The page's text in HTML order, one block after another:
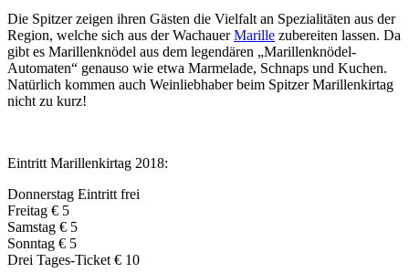
Die Spitzer zeigen ihren Gästen die Vielfalt an Spezialitäten aus der
Region, welche sich aus der WachauerMarille zubereiten lassen. Da
gibt es Marillenknödel aus dem legendären „Marillenknödel-
Automaten“ genauso wie etwa Marmelade, Schnaps und Kuchen.
Natürlich kommen auch Weinliebhaber beim Spitzer Marillenkirtag
nicht zu kurz!
Eintritt Marillenkirtag 2018:
Donnerstag Eintritt frei
Freitag € 5
Samstag € 5
Sonntag € 5
Drei Tages-Ticket € 10